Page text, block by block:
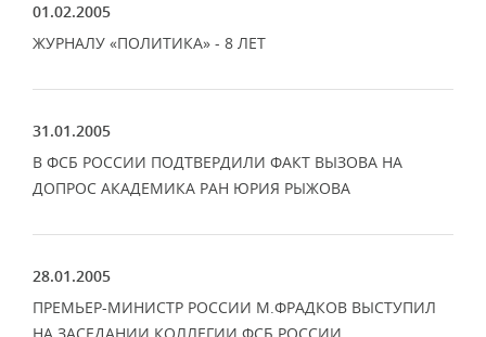
01.02.2005
ЖУРНАЛУ «ПОЛИТИКА» - 8 ЛЕТ
31.01.2005
В ФСБ РОССИИ ПОДТВЕРДИЛИ ФАКТ ВЫЗОВА НА
ДОПРОС АКАДЕМИКА РАН ЮРИЯ РЫЖОВА
28.01.2005
ПРЕМЬЕР-МИНИСТР РОССИИ М.ФРАДКОВ ВЫСТУПИЛ